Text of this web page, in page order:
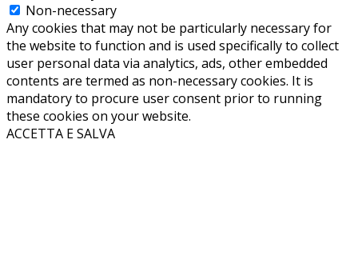
Non-necessary
Any cookies that may not be particularly necessary for
the website to function and is used specifically to collect
user personal data via analytics, ads, other embedded
contents are termed as non-necessary cookies. It is
mandatory to procure user consent prior to running
these cookies on your website.
ACCETTA E SALVA